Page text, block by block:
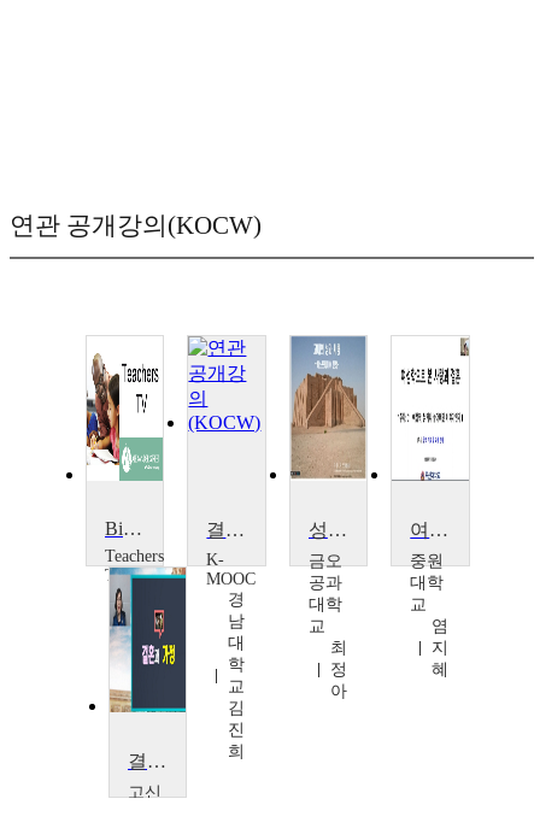
연관 공개강의(KOCW)
Birth, Marriage and Death
Teachers
TV
TV
결혼과 가족(Marriage and Family)
K-
MOOC
경
남
대
학
교
김
진
희
성과 사랑의 심리학
금오
공과
대학
교
최
정
아
여성학으로 본 사랑과 결혼
중원
대학
교
염
지
혜
결혼과 가족
고신